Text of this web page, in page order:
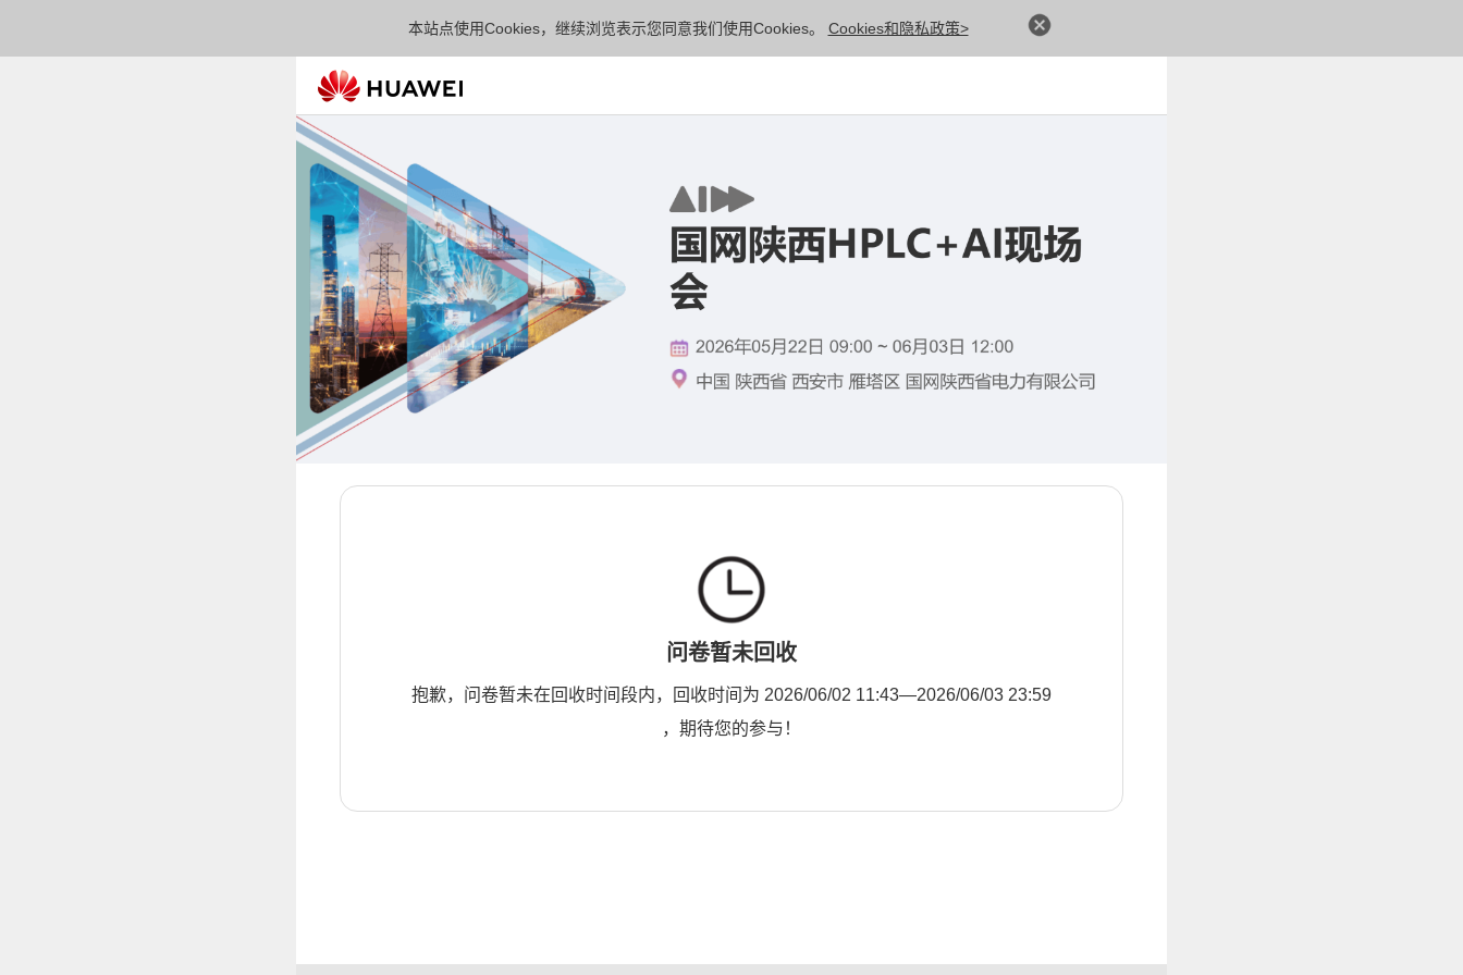
本站点使用Cookies，继续浏览表示您同意我们使用Cookies。 Cookies和隐私政策>
问卷暂未回收
抱歉，问卷暂未在回收时间段内，回收时间为 2026/06/02 11:43—2026/06/03 23:59
，期待您的参与！